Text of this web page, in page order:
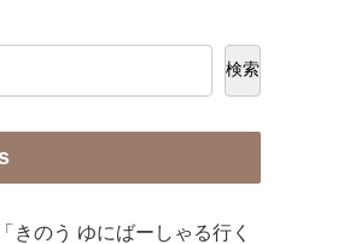
検索
きのう ゆにばーしゃる行く